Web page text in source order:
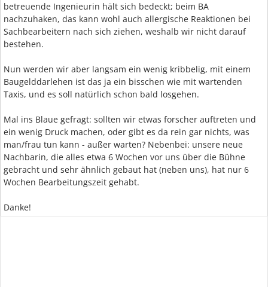
betreuende Ingenieurin hält sich bedeckt; beim BA
nachzuhaken, das kann wohl auch allergische Reaktionen bei
Sachbearbeitern nach sich ziehen, weshalb wir nicht darauf
bestehen.
Nun werden wir aber langsam ein wenig kribbelig, mit einem
Baugelddarlehen ist das ja ein bisschen wie mit wartenden
Taxis, und es soll natürlich schon bald losgehen.
Mal ins Blaue gefragt: sollten wir etwas forscher auftreten und
ein wenig Druck machen, oder gibt es da rein gar nichts, was
man/frau tun kann - außer warten? Nebenbei: unsere neue
Nachbarin, die alles etwa 6 Wochen vor uns über die Bühne
gebracht und sehr ähnlich gebaut hat (neben uns), hat nur 6
Wochen Bearbeitungszeit gehabt.
Danke!